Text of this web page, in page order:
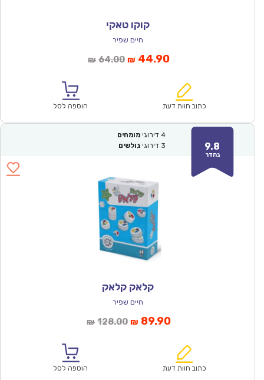
קוקו טאקי
חיים שפיר
₪ 64.00המחיר
₪64.00.
₪ 44.90המחיר
הוא:
כתוב חוות דעת הוספה לסל
9.8
נהדר
4 דירוגי מומחים
3 דירוגי גולשים
קלאק קלאק
חיים שפיר
₪ 128.00המחיר
₪128.00.
₪ 89.90המחיר
הוא:
כתוב חוות דעת הוספה לסל